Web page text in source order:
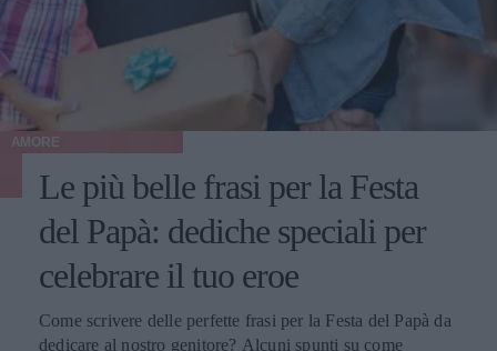
AMORE
Le più belle frasi per la Festa
del Papà: dediche speciali per
celebrare il tuo eroe
Come scrivere delle perfette frasi per la Festa del Papà da
dedicare al nostro genitore? Alcuni spunti su come